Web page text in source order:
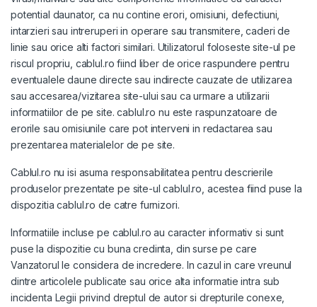
potential daunator, ca nu contine erori, omisiuni, defectiuni,
intarzieri sau intreruperi in operare sau transmitere, caderi de
linie sau orice alti factori similari. Utilizatorul foloseste site-ul pe
riscul propriu, cablul.ro fiind liber de orice raspundere pentru
eventualele daune directe sau indirecte cauzate de utilizarea
sau accesarea/vizitarea site-ului sau ca urmare a utilizarii
informatiilor de pe site. cablul.ro nu este raspunzatoare de
erorile sau omisiunile care pot interveni in redactarea sau
prezentarea materialelor de pe site.
Cablul.ro nu isi asuma responsabilitatea pentru descrierile
produselor prezentate pe site-ul cablul.ro, acestea fiind puse la
dispozitia cablul.ro de catre furnizori.
Informatiile incluse pe cablul.ro au caracter informativ si sunt
puse la dispozitie cu buna credinta, din surse pe care
Vanzatorul le considera de incredere. In cazul in care vreunul
dintre articolele publicate sau orice alta informatie intra sub
incidenta Legii privind dreptul de autor si drepturile conexe,